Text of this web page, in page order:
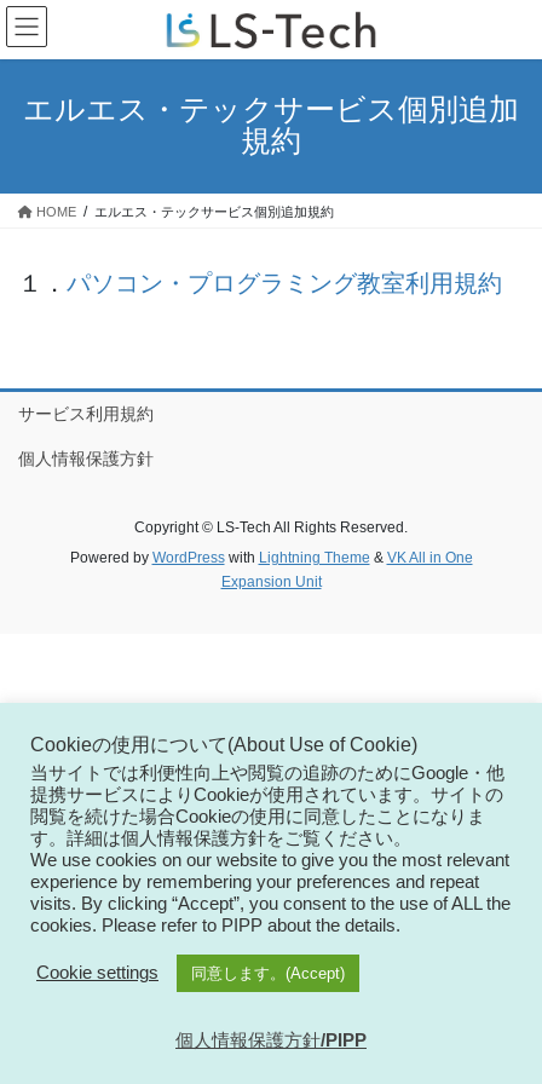
コ
ン
テ
ナ
ビ
ゲ
エルエス・テックサービス個別追加
規約
HOME エルエス・テックサービス個別追加規約
１． パソコン・プログラミング教室利用規約
サービス利用規約
個人情報保護方針
Copyright © LS-Tech All Rights Reserved.
Powered by WordPresswith Lightning Theme & VK All in One
Expansion Unit
Cookieの使用について(About Use of Cookie)
当サイトでは利便性向上や閲覧の追跡のためにGoogle・他
提携サービスによりCookieが使用されています。サイトの
閲覧を続けた場合Cookieの使用に同意したことになりま
す。詳細は個人情報保護方針をご覧ください。
We use cookies on our website to give you the most relevant
experience by remembering your preferences and repeat
visits. By clicking “Accept”, you consent to the use of ALL the
cookies. Please refer to PIPP about the details.
Cookie settings 同意します。(Accept)
個人情報保護方針/PIPP